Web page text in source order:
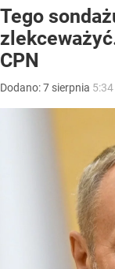
Tego
CPN
Dodano:7 sierpnia 5:34